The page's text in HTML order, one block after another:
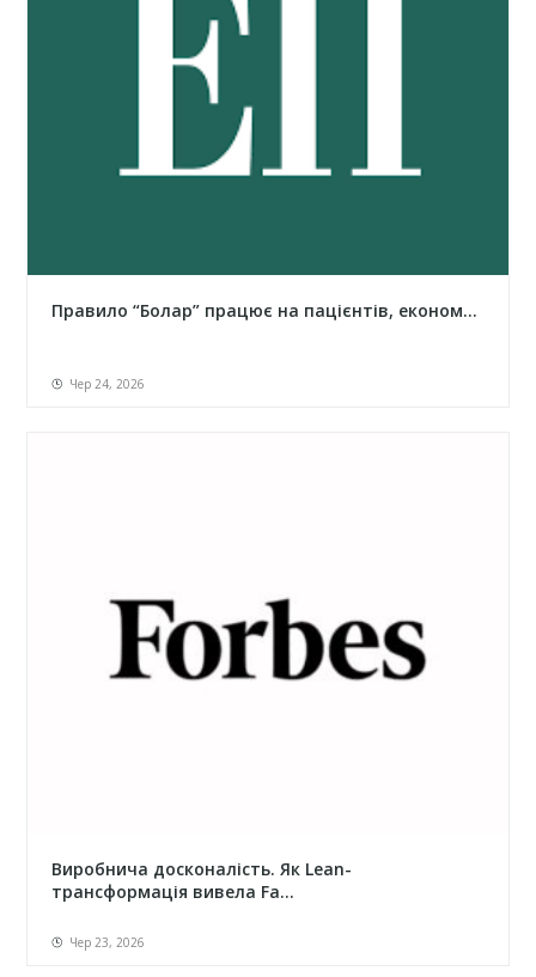
Правило “Болар” працює на пацієнтів, економ...
Чер 24, 2026
Виробнича досконалість. Як Lean-
трансформація вивела Fa...
Чер 23, 2026